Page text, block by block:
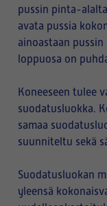
pussin pinta-
avata pussia
ainoastaan
loppuosa on
Koneeseen tulee
suodatusluokka.
samaa
suunniteltu sekä
Suodatusluokan
yleensä